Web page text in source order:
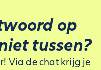
op
tussen?
Via de chat krijg je